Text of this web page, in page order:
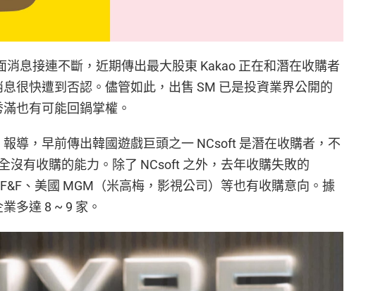
消息接連不斷，近期傳出最大股東 Kakao 正在和潛在收購者
很快遭到否認。儘管如此，出售 SM 已是投資業界公開的
也有可能回鍋掌權。
報導，早前傳出韓國遊戲巨頭之一 NCsoft 是潛在收購者，不
沒有收購的能力。除了 NCsoft 之外，去年收購失敗的
、美國 MGM（米高梅，影視公司）等也有收購意向。據
多達 8 ~ 9 家。